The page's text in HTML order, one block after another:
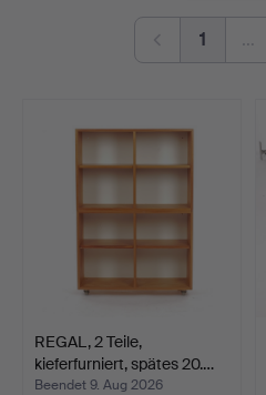
1 …
REGAL, 2 Teile,
kieferfurniert, spätes 20.…
Beendet 9. Aug 2026